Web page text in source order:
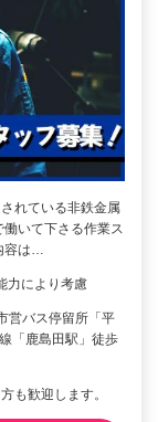
れている非鉄金属
いて下さる作業ス
容は…
により考慮
営バス停留所「平
「鹿島田駅」徒歩
も歓迎します。